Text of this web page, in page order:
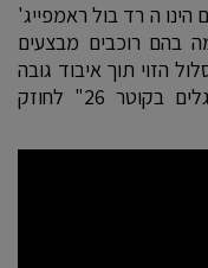
הינו ה רד בול ראמפייג'
בהם רוכבים מבצעים
הזוי תוך איבוד גובה
מטורף. בד"כ דגמים אלו יצויידו בגלגלים בקוטר 26" לחוזק